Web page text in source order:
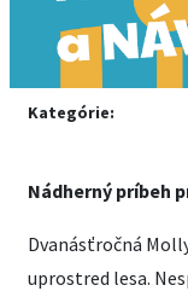
Kategórie:
Nádherný príbeh
Dvanásťročná
uprostred lesa.